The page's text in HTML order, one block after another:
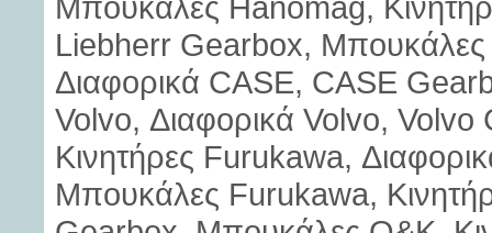
Liebherr Gearbox, Μπουκάλες
Διαφορικά CASE, CASE
Volvo, Διαφορικά Volvo,
Κινητήρες Furukawa,
Μπουκάλες Furukawa,